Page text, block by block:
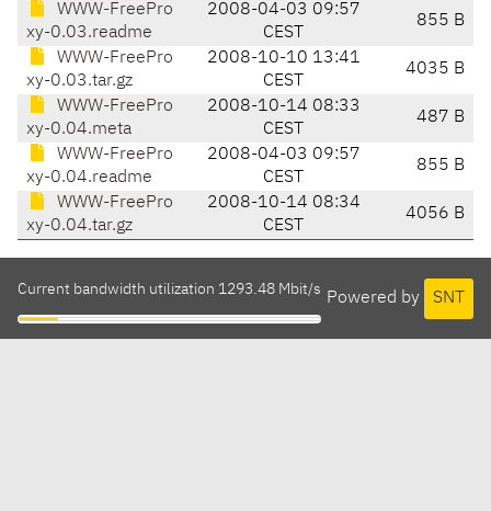
WWW-FreePro
xy-0.03.readme
2008-04-03 09:57
CEST
855 B
WWW-FreePro
xy-0.03.tar.gz
2008-10-10 13:41
CEST
4035 B
WWW-FreePro
xy-0.04.meta
2008-10-14 08:33
CEST
487 B
WWW-FreePro
xy-0.04.readme
2008-04-03 09:57
CEST
855 B
WWW-FreePro
xy-0.04.tar.gz
2008-10-14 08:34
CEST
4056 B
Powered by SNT
Current bandwidth utilization 1293.48 Mbit/s